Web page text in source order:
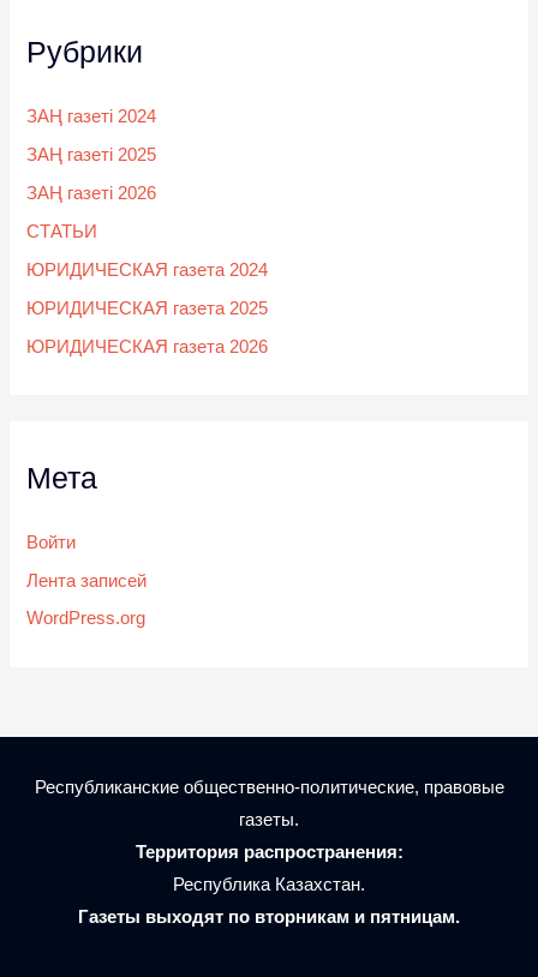
Рубрики
ЗАҢ газеті 2024
ЗАҢ газеті 2025
ЗАҢ газеті 2026
СТАТЬИ
ЮРИДИЧЕСКАЯ газета 2024
ЮРИДИЧЕСКАЯ газета 2025
ЮРИДИЧЕСКАЯ газета 2026
Мета
Войти
Лента записей
WordPress.org
Республиканские общественно-политические, правовые
газеты.
Территория распространения:
Республика Казахстан.
Газеты выходят по вторникам и пятницам.